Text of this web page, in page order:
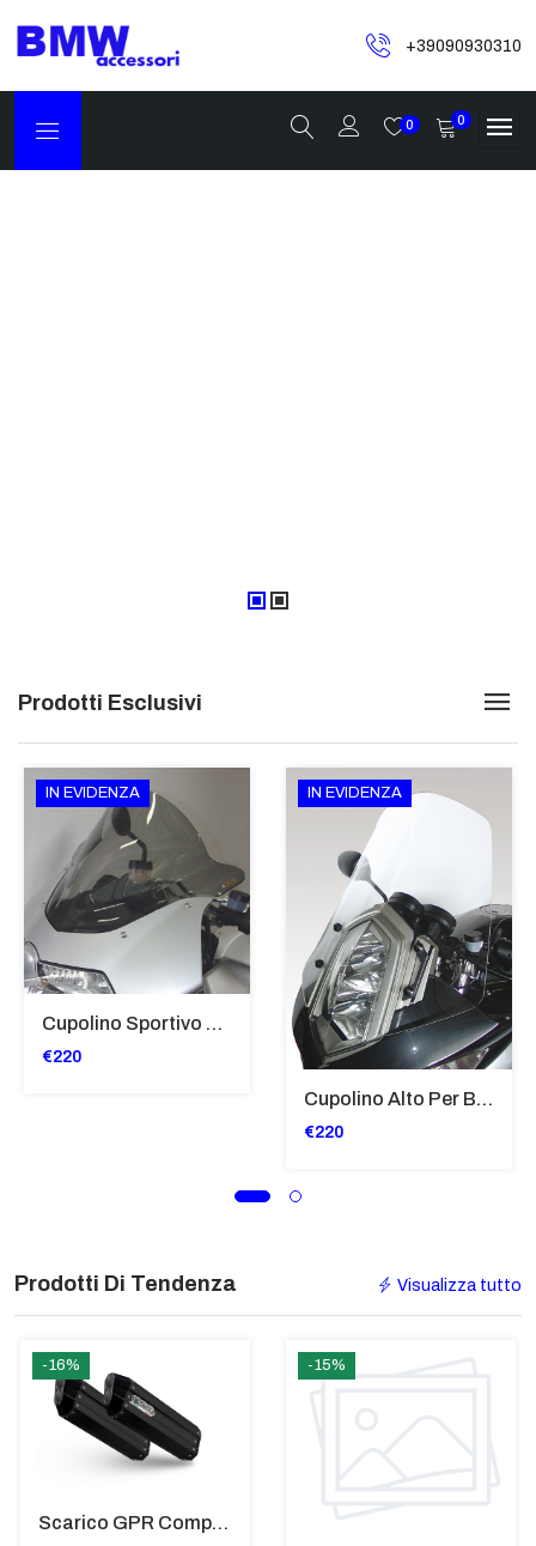
+39090930310
0 0
Prodotti Esclusivi
IN EVIDENZA
Cupolino Sportivo Per Bmw K 1200 R Sport 2005-07 TRASPARENTE - Sc967-T
€220
IN EVIDENZA
Cupolino Alto Per Bmw R 1200 St 2004 - 2007 TRASPARENTE - Sc950-T
€220
Prodotti Di Tendenza Visualizza tutto
-16%
Scarico GPR Compatibile Con Bmw K 1600 Gt 2017-2021 - Hyper Sonic Black Titanium
-15%